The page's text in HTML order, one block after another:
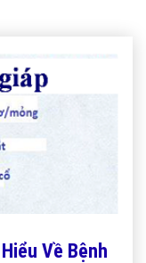
Về Bệnh